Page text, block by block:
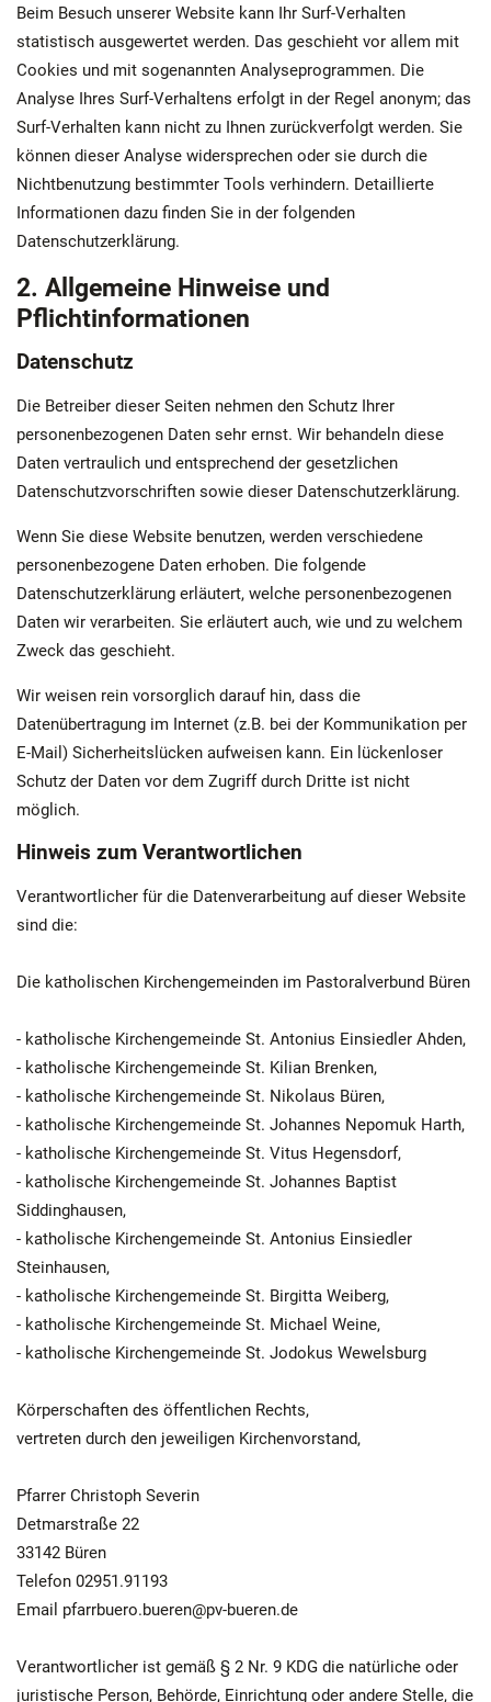
Beim Besuch unserer Website kann Ihr Surf-Verhalten
statistisch ausgewertet werden. Das geschieht vor allem mit
Cookies und mit sogenannten Analyseprogrammen. Die
Analyse Ihres Surf-Verhaltens erfolgt in der Regel anonym; das
Surf-Verhalten kann nicht zu Ihnen zurückverfolgt werden. Sie
können dieser Analyse widersprechen oder sie durch die
Nichtbenutzung bestimmter Tools verhindern. Detaillierte
Informationen dazu finden Sie in der folgenden
Datenschutzerklärung.
2. Allgemeine Hinweise und
Pflichtinformationen
Datenschutz
Die Betreiber dieser Seiten nehmen den Schutz Ihrer
personenbezogenen Daten sehr ernst. Wir behandeln diese
Daten vertraulich und entsprechend der gesetzlichen
Datenschutzvorschriften sowie dieser Datenschutzerklärung.
Wenn Sie diese Website benutzen, werden verschiedene
personenbezogene Daten erhoben. Die folgende
Datenschutzerklärung erläutert, welche personenbezogenen
Daten wir verarbeiten. Sie erläutert auch, wie und zu welchem
Zweck das geschieht.
Wir weisen rein vorsorglich darauf hin, dass die
Datenübertragung im Internet (z.B. bei der Kommunikation per
E-Mail) Sicherheitslücken aufweisen kann. Ein lückenloser
Schutz der Daten vor dem Zugriff durch Dritte ist nicht
möglich.
Hinweis zum Verantwortlichen
Verantwortlicher für die Datenverarbeitung auf dieser Website
sind die:
Die katholischen Kirchengemeinden im Pastoralverbund Büren
- katholische Kirchengemeinde St. Antonius Einsiedler Ahden,
- katholische Kirchengemeinde St. Kilian Brenken,
- katholische Kirchengemeinde St. Nikolaus Büren,
- katholische Kirchengemeinde St. Johannes Nepomuk Harth,
- katholische Kirchengemeinde St. Vitus Hegensdorf,
- katholische Kirchengemeinde St. Johannes Baptist
Siddinghausen,
- katholische Kirchengemeinde St. Antonius Einsiedler
Steinhausen,
- katholische Kirchengemeinde St. Birgitta Weiberg,
- katholische Kirchengemeinde St. Michael Weine,
- katholische Kirchengemeinde St. Jodokus Wewelsburg
Körperschaften des öffentlichen Rechts,
vertreten durch den jeweiligen Kirchenvorstand,
Pfarrer Christoph Severin
Detmarstraße 22
33142 Büren
Telefon 02951.91193
Email pfarrbuero.bueren@pv-bueren.de
Verantwortlicher ist gemäß § 2 Nr. 9 KDG die natürliche oder
juristische Person, Behörde, Einrichtung oder andere Stelle, die